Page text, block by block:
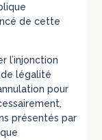
de cette
l’injonction
légalité
pour
présentés par